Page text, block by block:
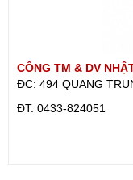
CÔNG TM & DV
ĐC: 494 QUANG
ÐT: 0433-824051